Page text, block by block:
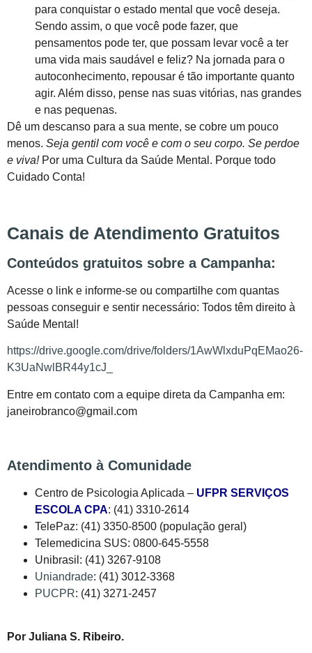
para conquistar o estado mental que você deseja.
Sendo assim, o que você pode fazer, que
pensamentos pode ter, que possam levar você a ter
uma vida mais saudável e feliz? Na jornada para o
autoconhecimento, repousar é tão importante quanto
agir. Além disso, pense nas suas vitórias, nas grandes
e nas pequenas.
Dê um descanso para a sua mente, se cobre um pouco
menos. Seja gentil com você e com o seu corpo. Se perdoe
e viva!Por uma Cultura da Saúde Mental. Porque todo
Cuidado Conta!
Canais de Atendimento Gratuitos
Conteúdos gratuitos sobre a Campanha:
Acesse o link e informe-se ou compartilhe com quantas
pessoas conseguir e sentir necessário: Todos têm direito à
Saúde Mental!
https://drive.google.com/drive/folders/1AwWlxduPqEMao26-
K3UaNwlBR44y1cJ_
Entre em contato com a equipe direta da Campanha em:
janeirobranco@gmail.com
Atendimento à Comunidade
Centro de Psicologia Aplicada – UFPR SERVIÇOS
ESCOLA CPA: (41) 3310-2614
TelePaz: (41) 3350-8500 (população geral)
Telemedicina SUS: 0800-645-5558
Unibrasil: (41) 3267-9108
Uniandrade: (41) 3012-3368
PUCPR: (41) 3271-2457
Por Juliana S. Ribeiro.